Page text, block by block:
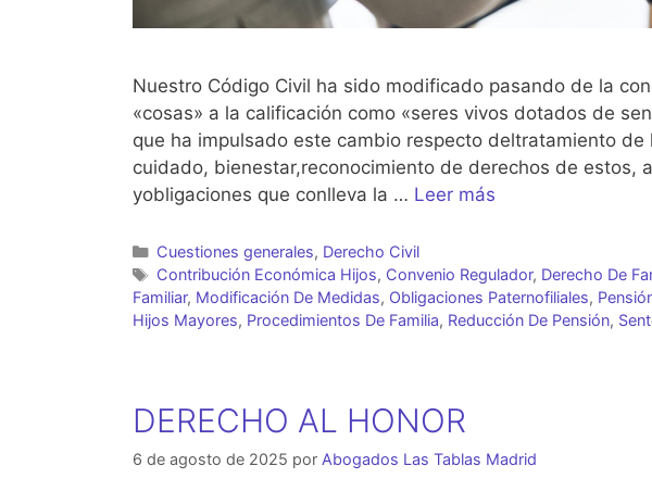
Nuestro Código Civil ha sido modificado pasando de la
«cosas» a la calificación como «seres vivos dotados de
que ha impulsado este cambio respecto deltratamiento de
cuidado, bienestar,reconocimiento de derechos de estos,
yobligaciones que conlleva la … Leer más
Categorías
Cuestiones generales, Derecho Civil
Etiquetas
Contribución Económica Hijos, Convenio Regulador, Derecho De
Familiar, Modificación De Medidas, Obligaciones Paternofiliales,
Hijos Mayores, Procedimientos De Familia, Reducción De Pensión,
DERECHO AL HONOR
6 de agosto de 2025 por Abogados Las Tablas Madrid